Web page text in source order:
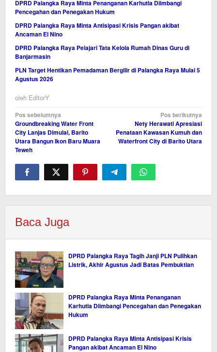
DPRD Palangka Raya Minta Penanganan Karhutla Diimbangi
Pencegahan dan Penegakan Hukum
DPRD Palangka Raya Minta Antisipasi Krisis Pangan akibat
Ancaman El Nino
DPRD Palangka Raya Pelajari Tata Kelola Rumah Dinas Guru di
Banjarmasin
PLN Target Hentikan Pemadaman Bergilir di Palangka Raya Mulai 5
Agustus 2026
oleh EditorY
Navigasi
pos
Pos sebelumnya
Groundbreaking Water Front
City Lanjas Dimulai, Barito
Utara Bangun Ikon Baru Muara
Teweh
Pos berikutnya
Nety Herawati Apresiasi
Penataan Kawasan Kumuh dan
Waterfront City di Barito Utara
Baca Juga
DPRD Palangka Raya Tagih Janji PLN Pulihkan
Listrik, Akhir Agustus Jadi Batas Pembuktian
DPRD Palangka Raya Minta Penanganan
Karhutla Diimbangi Pencegahan dan Penegakan
Hukum
DPRD Palangka Raya Minta Antisipasi Krisis
Pangan akibat Ancaman El Nino